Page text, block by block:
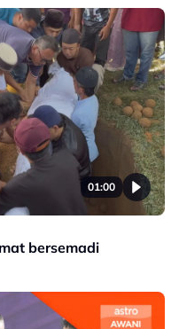
01:00
bersemadi